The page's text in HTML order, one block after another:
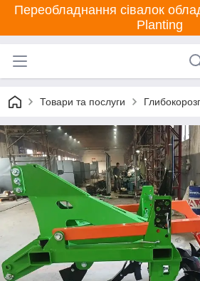
Переобладнання сівалок
Planting
Товари та послуги